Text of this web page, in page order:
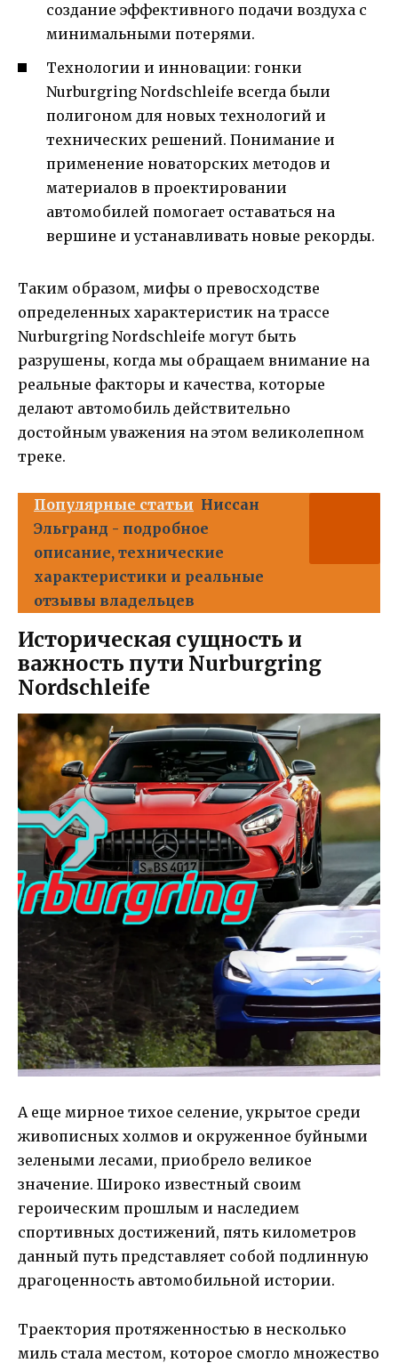
создание эффективного подачи воздуха с
минимальными потерями.
Технологии и инновации: гонки
Nurburgring Nordschleife всегда были
полигоном для новых технологий и
технических решений. Понимание и
применение новаторских методов и
материалов в проектировании
автомобилей помогает оставаться на
вершине и устанавливать новые рекорды.
Таким образом, мифы о превосходстве
определенных характеристик на трассе
Nurburgring Nordschleife могут быть
разрушены, когда мы обращаем внимание на
реальные факторы и качества, которые
делают автомобиль действительно
достойным уважения на этом великолепном
треке.
Популярные статьи Ниссан
Эльгранд - подробное
описание, технические
характеристики и реальные
отзывы владельцев
Историческая сущность и
важность пути Nurburgring
Nordschleife
А еще мирное тихое селение, укрытое среди
живописных холмов и окруженное буйными
зелеными лесами, приобрело великое
значение. Широко известный своим
героическим прошлым и наследием
спортивных достижений, пять километров
данный путь представляет собой подлинную
драгоценность автомобильной истории.
Траектория протяженностью в несколько
миль стала местом, которое смогло множество